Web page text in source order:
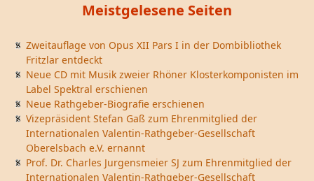
Meistgelesene Seiten
Zweitauflage von Opus XII Pars I in der Dombibliothek
Fritzlar entdeckt
Neue CD mit Musik zweier Rhöner Klosterkomponisten im
Label Spektral erschienen
Neue Rathgeber-Biografie erschienen
Vizepräsident Stefan Gaß zum Ehrenmitglied der
Internationalen Valentin-Rathgeber-Gesellschaft
Oberelsbach e.V. ernannt
Prof. Dr. Charles Jurgensmeier SJ zum Ehrenmitglied der
Internationalen Valentin-Rathgeber-Gesellschaft